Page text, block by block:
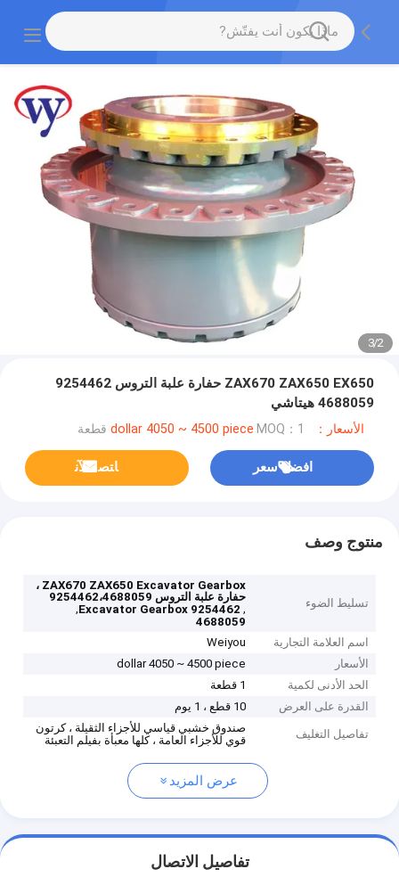
2
/
3
ZAX670 ZAX650 EX650 حفارة علبة التروس 9254462
4688059 هيتاشي
الأسعار：dollar 4050 ~ 4500 piece MOQ：1 قطعة
افضل سعر ﺎﺘﺼﻟ ﺍﻶﻧ
منتوج وصف
تسليط الضوء
ZAX670 ZAX650 Excavator Gearbox ،
حفارة علبة التروس 9254462،4688059
,
Excavator Gearbox 9254462
,
4688059
اسم العلامة التجارية
Weiyou
الأسعار
dollar 4050 ~ 4500 piece
الحد الأدنى لكمية
1 قطعة
القدرة على العرض
10 قطع ، 1 يوم
تفاصيل التغليف
صندوق خشبي قياسي للأجزاء الثقيلة ، كرتون
قوي للأجزاء العامة ، كلها معبأة بفيلم التعبئة
عرض المزيد
تفاصيل الاتصال